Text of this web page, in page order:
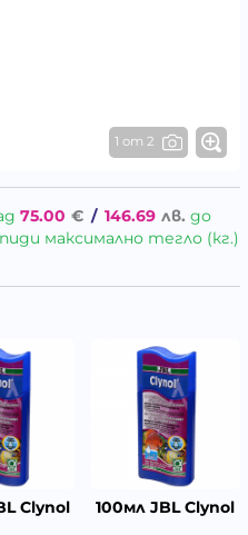
1 от 2
75.00 € / 146.69 лв. до
максимално тегло (кг.)
Clynol 100мл JBL Clynol